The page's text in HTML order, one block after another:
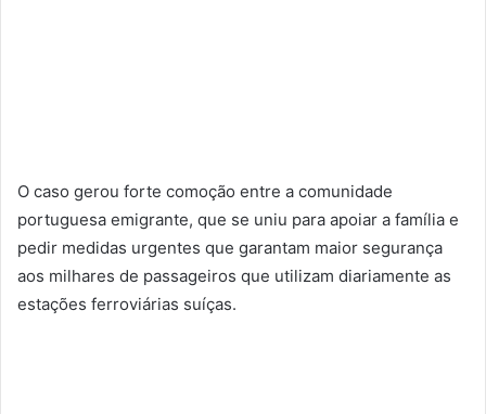
O caso gerou forte comoção entre a comunidade
portuguesa emigrante, que se uniu para apoiar a família e
pedir medidas urgentes que garantam maior segurança
aos milhares de passageiros que utilizam diariamente as
estações ferroviárias suíças.